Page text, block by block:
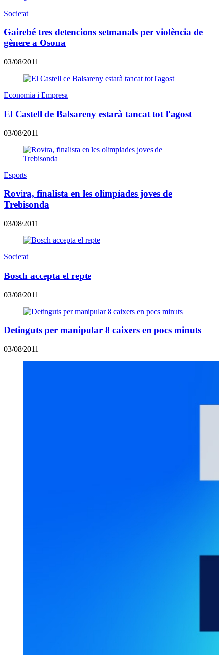
Societat
Gairebé tres detencions setmanals per violència de
gènere a Osona
03/08/2011
Economia i Empresa
El Castell de Balsareny estarà tancat tot l'agost
03/08/2011
Esports
Rovira, finalista en les olimpíades joves de
Trebisonda
03/08/2011
Societat
Bosch accepta el repte
03/08/2011
Detinguts per manipular 8 caixers en pocs minuts
03/08/2011